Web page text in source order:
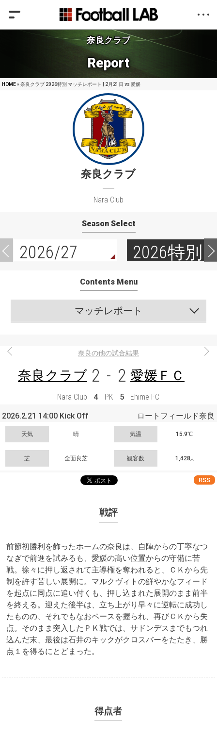
奈良クラブ
Report
HOME» 奈良クラブ 2026特別 マッチレポート | 2月21日 vs 愛媛
奈良クラブ
Nara Club
Season Select
2026/27 2026特別
Contents Menu
マッチレポート
奈良の他の試合結果
奈良クラブ 2 - 2 愛媛ＦＣ
Nara Club 4 PK 5 Ehime FC
2026.2.21 14:00 Kick Off ロートフィールド奈良
天気 晴 気温 15.9℃
芝 全面良芝 観客数 1,428 人
RSS
戦評
前節初勝利を飾ったホームの奈良は、自陣からの丁寧なつ
なぎで前進を試みるも、愛媛の高い位置からの守備に苦
戦。徐々に押し返されて主導権を奪われると、ＣＫから先
制を許す苦しい展開に。マルクヴィトの鮮やかなフィード
を起点に同点に追い付くも、押し込まれた展開のまま前半
を終える。迎えた後半は、立ち上がり早々に逆転に成功し
たものの、それでもなおペースを握られ、再びＣＫから失
点。そのまま突入したＰＫ戦では、サドンデスまでもつれ
込んだ末、最後は石井のキックがクロスバーをたたき、勝
点１を得るにとどまった。
得点者